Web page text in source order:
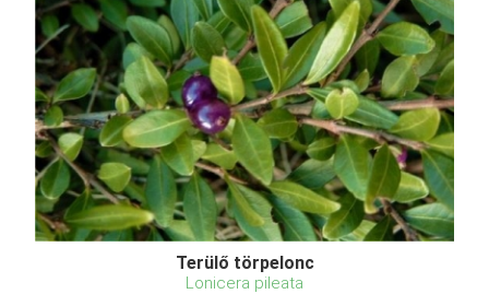
Terülő törpelonc
Lonicera pileata